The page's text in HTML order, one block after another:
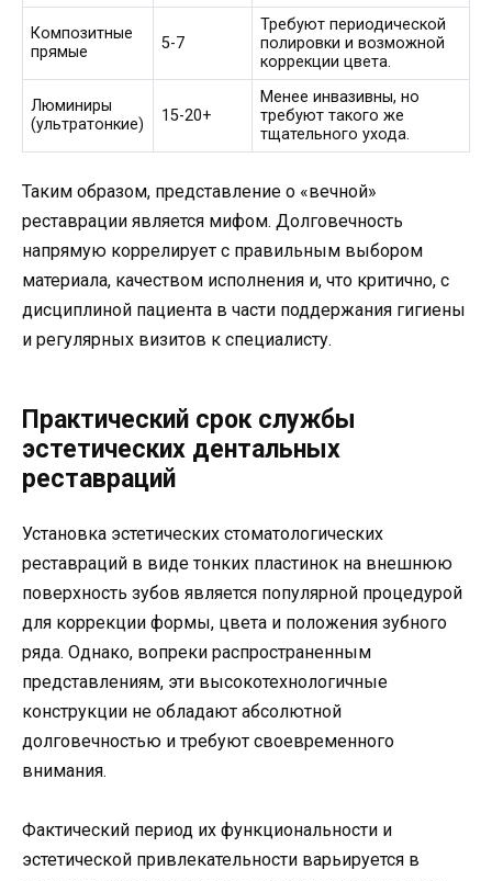
Композитные
прямые
5-7
Требуют периодической
полировки и возможной
коррекции цвета.
Люминиры
(ультратонкие)
15-20+
Менее инвазивны, но
требуют такого же
тщательного ухода.
Таким образом, представление о «вечной»
реставрации является мифом. Долговечность
напрямую коррелирует с правильным выбором
материала, качеством исполнения и, что критично, с
дисциплиной пациента в части поддержания гигиены
и регулярных визитов к специалисту.
Практический срок службы
эстетических дентальных
реставраций
Установка эстетических стоматологических
реставраций в виде тонких пластинок на внешнюю
поверхность зубов является популярной процедурой
для коррекции формы, цвета и положения зубного
ряда. Однако, вопреки распространенным
представлениям, эти высокотехнологичные
конструкции не обладают абсолютной
долговечностью и требуют своевременного
внимания.
Фактический период их функциональности и
эстетической привлекательности варьируется в